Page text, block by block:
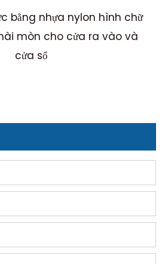
bằng nhựa nylon hình chữ
mòn cho cửa ra vào và
cửa sổ